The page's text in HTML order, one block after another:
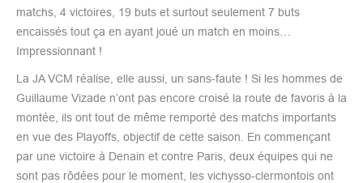
matchs, 4 victoires, 19 buts et surtout seulement 7 buts
encaissés tout ça en ayant joué un match en moins…
Impressionnant !
La JA VCM réalise, elle aussi, un sans-faute ! Si les hommes de
Guillaume Vizade n’ont pas encore croisé la route de favoris à la
montée, ils ont tout de même remporté des matchs importants
en vue des Playoffs, objectif de cette saison. En commençant
par une victoire à Denain et contre Paris, deux équipes qui ne
sont pas rôdées pour le moment, les vichysso-clermontois ont